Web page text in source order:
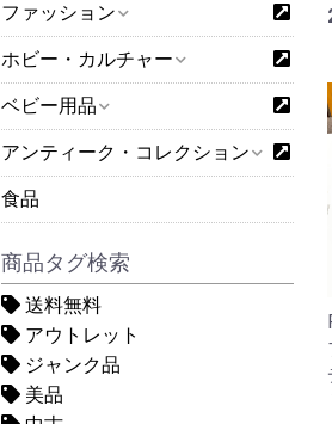
ファッション
ホビー・カルチャー
ベビー用品
アンティーク・コレクション
食品
商品タグ検索
送料無料
アウトレット
ジャンク品
美品